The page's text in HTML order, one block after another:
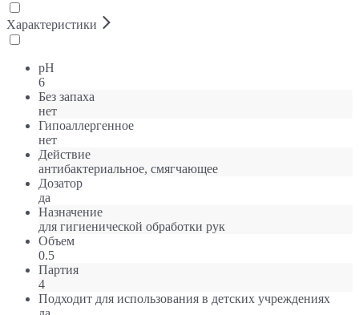
Характеристики
pH
6
Без запаха
нет
Гипоаллергенное
нет
Действие
антибактериальное, смягчающее
Дозатор
да
Назначение
для гигиенической обработки рук
Объем
0.5
Партия
4
Подходит для использования в детских учреждениях